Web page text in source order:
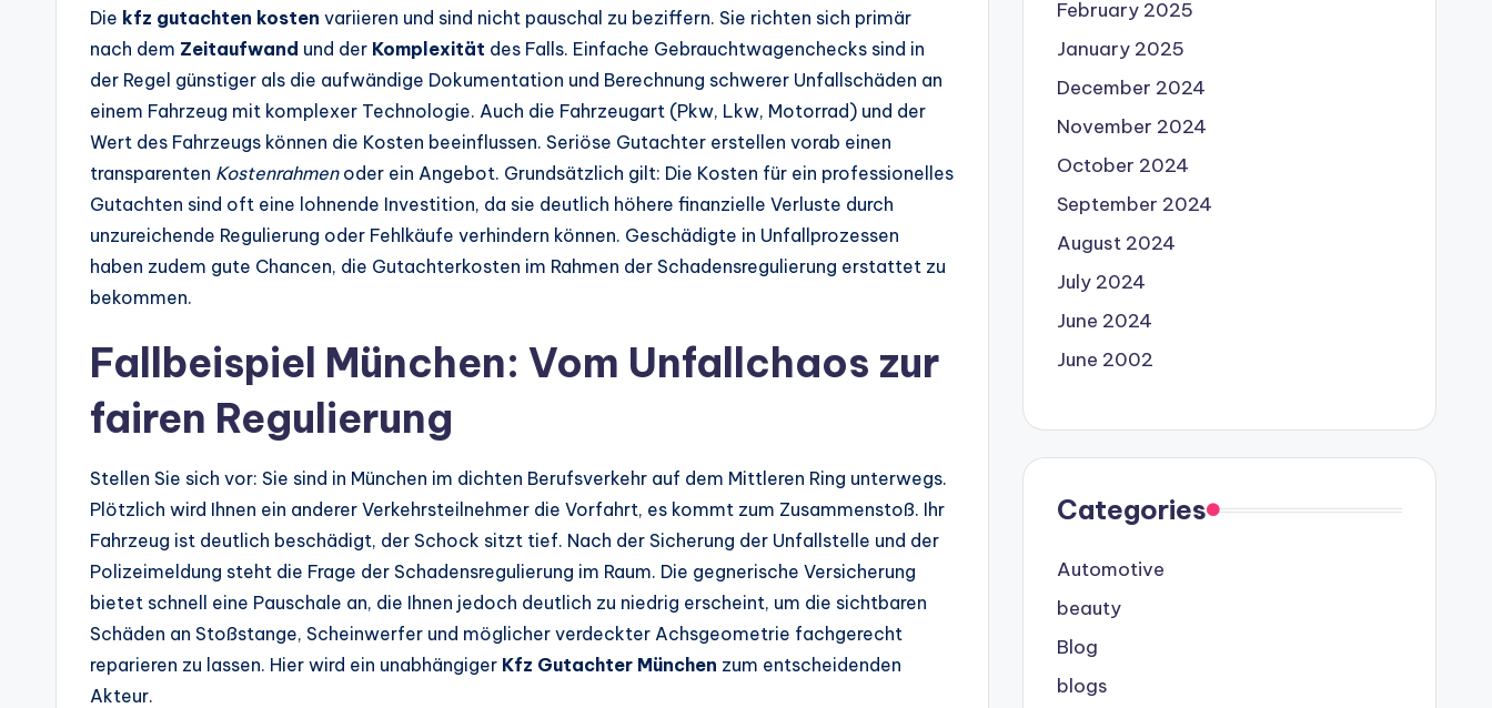
Die kfz gutachten kosten variieren und sind nicht pauschal zu beziffern. Sie richten sich primär
nach dem Zeitaufwand und der Komplexität des Falls. Einfache Gebrauchtwagenchecks sind in
der Regel günstiger als die aufwändige Dokumentation und Berechnung schwerer Unfallschäden an
einem Fahrzeug mit komplexer Technologie. Auch die Fahrzeugart (Pkw, Lkw, Motorrad) und der
Wert des Fahrzeugs können die Kosten beeinflussen. Seriöse Gutachter erstellen vorab einen
transparenten Kostenrahmenoder ein Angebot. Grundsätzlich gilt: Die Kosten für ein professionelles
Gutachten sind oft eine lohnende Investition, da sie deutlich höhere finanzielle Verluste durch
unzureichende Regulierung oder Fehlkäufe verhindern können. Geschädigte in Unfallprozessen
haben zudem gute Chancen, die Gutachterkosten im Rahmen der Schadensregulierung erstattet zu
bekommen.
Fallbeispiel München: Vom Unfallchaos zur
fairen Regulierung
Stellen Sie sich vor: Sie sind in München im dichten Berufsverkehr auf dem Mittleren Ring unterwegs.
Plötzlich wird Ihnen ein anderer Verkehrsteilnehmer die Vorfahrt, es kommt zum Zusammenstoß. Ihr
Fahrzeug ist deutlich beschädigt, der Schock sitzt tief. Nach der Sicherung der Unfallstelle und der
Polizeimeldung steht die Frage der Schadensregulierung im Raum. Die gegnerische Versicherung
bietet schnell eine Pauschale an, die Ihnen jedoch deutlich zu niedrig erscheint, um die sichtbaren
Schäden an Stoßstange, Scheinwerfer und möglicher verdeckter Achsgeometrie fachgerecht
reparieren zu lassen. Hier wird ein unabhängiger Kfz Gutachter München zum entscheidenden
Akteur.
February 2025
January 2025
December 2024
November 2024
October 2024
September 2024
August 2024
July 2024
June 2024
June 2002
Categories
Automotive
beauty
Blog
blogs